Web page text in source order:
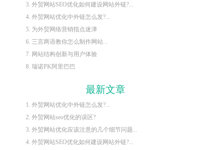
3. 外贸网站SEO优化如何建设网站外链?...
4. 外贸网站优化中外链怎么发?...
5. 为外贸网络营销指点迷津
6. 三言两语教你怎么制作网站...
7. 网站结构创新与用户体验
8. 瑞诺PK阿里巴巴
最新文章
1. 外贸网站优化中外链怎么发?...
2. 外贸网站seo优化的误区?
3. 外贸网站优化应该注意的几个细节问题...
4. 外贸网站SEO优化如何建设网站外链?...